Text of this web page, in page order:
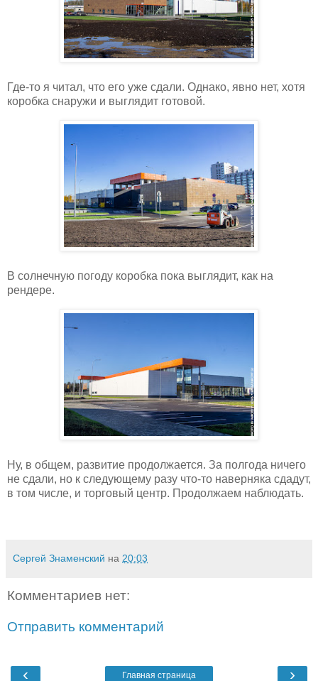
Где-то я читал, что его уже сдали. Однако, явно нет, хотя
коробка снаружи и выглядит готовой.
В солнечную погоду коробка пока выглядит, как на
рендере.
Ну, в общем, развитие продолжается. За полгода ничего
не сдали, но к следующему разу что-то наверняка сдадут,
в том числе, и торговый центр. Продолжаем наблюдать.
Сергей Знаменский на 20:03
Комментариев нет:
Отправить комментарий
‹ ›
Главная страница